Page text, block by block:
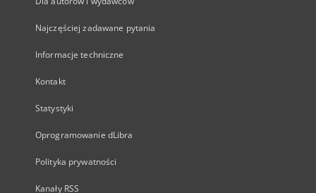
Najczęściej zadawane pytania
Informacje techniczne
Kontakt
Statystyki
Oprogramowanie dLibra
Polityka prywatności
Kanały RSS